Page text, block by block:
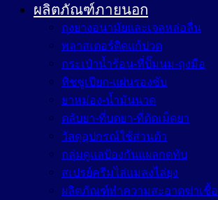
ผลิตภัณฑ์ภายนอก
ถุงยางอนามัยและเจลหล่อลื่น
พลาสเตอร์ติดแก้ปวด
กระเป๋าน้ำร้อน-ที่ปั๊มนม-ถุงมือ
ทิชชูเปียก-แผ่นรองซับ
ยาหม่อง-น้ำมันนวด
ตลับยา-ที่บดยา-ที่ตัดเม็ดยา
วัสดุอุปกรณ์ใช้ส่วนตัว
กลุ่มดูแลป้องกันแผลกดทับ
สเปรย์ครีมไล่แมลงไล่ยุง
ผลิตภัณฑ์ทำความสะอาดฆ่าเชื้อ